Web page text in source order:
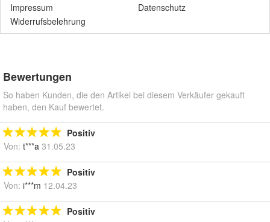
Impressum
Datenschutz
Widerrufsbelehrung
Bewertungen
So haben Kunden, die den Artikel bei diesem Verkäufer gekauft
haben, den Kauf bewertet.
Positiv
Von: t***a 31.05.23
Positiv
Von: i***m 12.04.23
Positiv